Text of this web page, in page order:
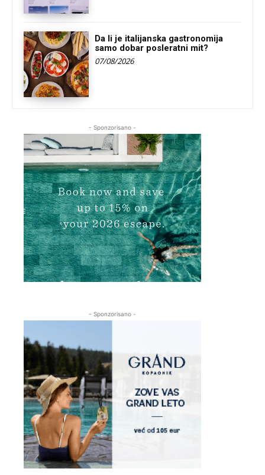
Da li je italijanska gastronomija
samo dobar posleratni mit?
07/08/2026
- Sponzorisano -
- Sponzorisano -